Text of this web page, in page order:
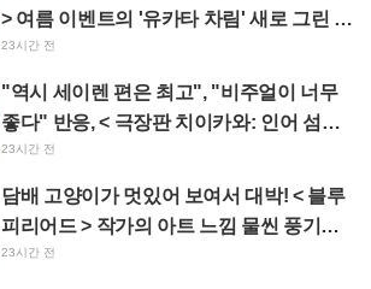
> 여름 이벤트의 '유카타 차림' 새로 그린 일
러스트에 "진짜 심장 멎을 뻔", "벽화로 남
겨야 한다"
23시간 전
"역시 세이렌 편은 최고", "비주얼이 너무
좋다" 반응, < 극장판 치이카와: 인어 섬의
비밀 > 오늘 7월 24일 개봉
23시간 전
담배 고양이가 멋있어 보여서 대박! < 블루
피리어드 > 작가의 아트 느낌 물씬 풍기는
< 담배 고양이 > 일러스트에 "어쩌면 예대
23시간 전